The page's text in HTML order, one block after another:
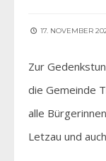
17. NOVEMBER
Zur
die Gemeinde
alle
Letzau und